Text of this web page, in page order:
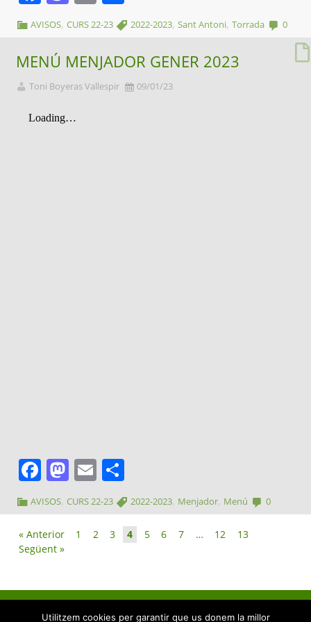
AVISOS,CURS 22-23 2022-2023,Sant Antoni,Torrada 0
MENÚ MENJADOR GENER 2023
Toni Boyeras Vallespir 09/01/23
Facebook
Mastodon
Email
AVISOS ,CURS 22-23 2022-2023 Menjador Menú 0
« Anterior 1 2 3 4 5 6 7 … 12
13
Següent »
Utilitzem cookies per garantir que us donem la millor